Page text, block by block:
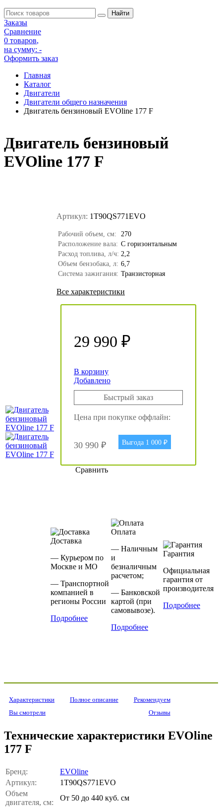
Заказы
Сравнение
0 товаров,
на сумму: -
Оформить заказ
Главная
Каталог
Двигатели
Двигатели общего назначения
Двигатель бензиновый EVOline 177 F
Двигатель бензиновый
EVOline 177 F
Артикул: 1T90QS771EVO
Рабочий объем, см:
270
Расположение вала: С горизонтальным
Расход топлива, л/ч: 2,2
Объем бензобака, л: 6,7
Система зажигания: Транзисторная
Все характеристики
29 990 ₽
В корзину
Добавлено
Быстрый заказ
Цена при покупке оффлайн:
30 990 ₽ Выгода 1 000 ₽
Сравнить
Доставка
— Курьером по
Москве и МО
— Транспортной
компанией в
регионы России
Подробнее
Оплата
— Наличным
и
безналичным
расчетом;
— Банковской
картой (при
самовывозе).
Подробнее
Гарантия
Официальная
гарантия от
производителя
Подробнее
Характеристики Полное описание
Рекомендуем
Вы смотрели
Отзывы
Технические характеристики EVOline
177 F
Бренд:
EVOline
Артикул:
1T90QS771EVO
Объем
двигателя, см:
От 50 до 440 куб. см